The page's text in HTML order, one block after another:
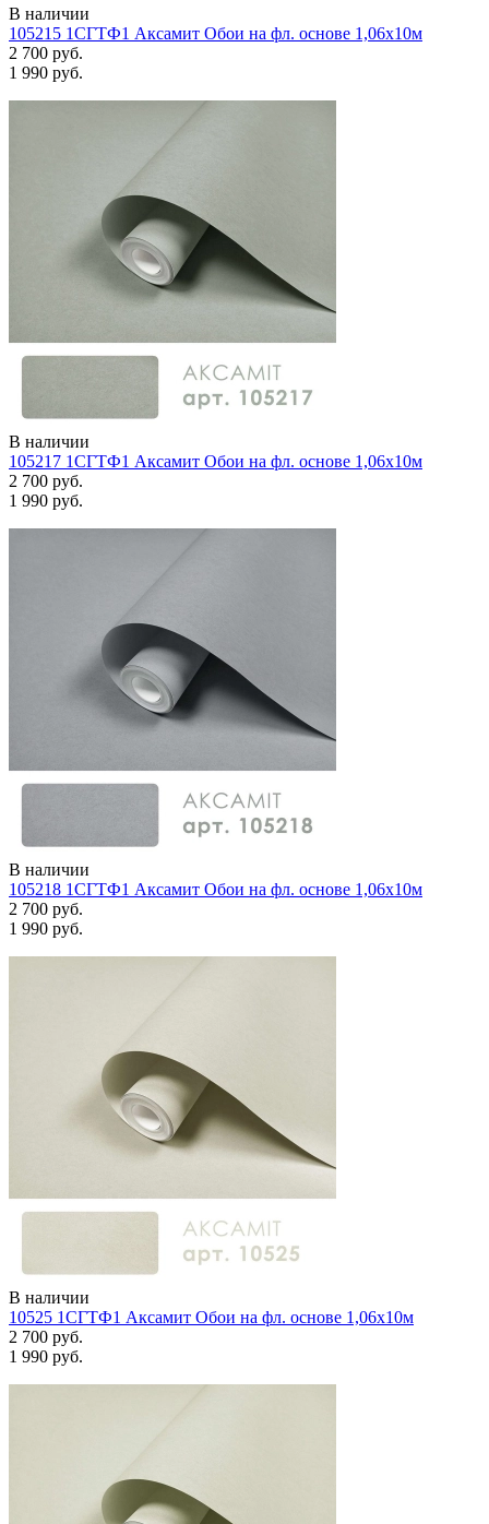
В наличии
105215 1СГТФ1 Аксамит Обои на фл. основе 1,06х10м
2 700 руб.
1 990 руб.
В наличии
105217 1СГТФ1 Аксамит Обои на фл. основе 1,06х10м
2 700 руб.
1 990 руб.
В наличии
105218 1СГТФ1 Аксамит Обои на фл. основе 1,06х10м
2 700 руб.
1 990 руб.
В наличии
10525 1СГТФ1 Аксамит Обои на фл. основе 1,06х10м
2 700 руб.
1 990 руб.